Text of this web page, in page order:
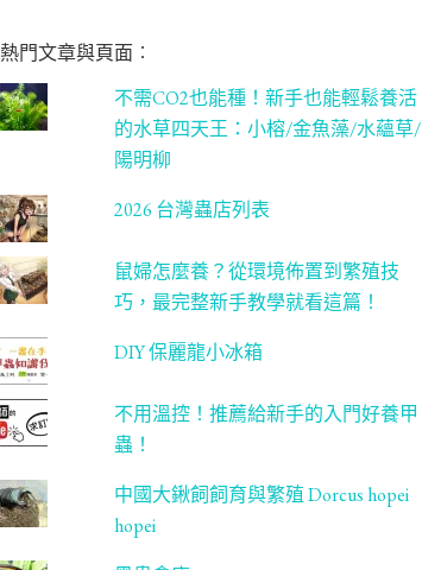
熱門文章與頁面︰
不需CO2也能種！新手也能輕鬆養活
的水草四天王：小榕/金魚藻/水蘊草/
陽明柳
2026 台灣蟲店列表
鼠婦怎麼養？從環境佈置到繁殖技
巧，最完整新手教學就看這篇！
DIY 保麗龍小冰箱
不用溫控！推薦給新手的入門好養甲
蟲！
中國大鍬飼飼育與繁殖 Dorcus hopei
hopei